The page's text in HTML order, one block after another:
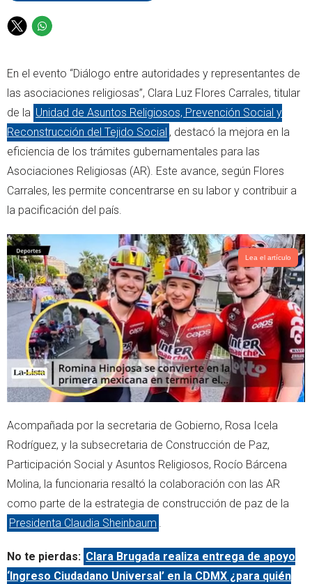
T
t
t
e
r
W
t
s
a
p
p
En el evento “Diálogo entre autoridades y representantes de
las asociaciones religiosas”, Clara Luz Flores Carrales, titular
de la Unidad de Asuntos Religiosos, Prevención Social y
Reconstrucción del Tejido Social , destacó la mejora en la
eficiencia de los trámites gubernamentales para las
Asociaciones Religiosas (AR). Este avance, según Flores
Carrales, les permite concentrarse en su labor y contribuir a
la pacificación del país.
Lea el artículo
Acompañada por la secretaria de Gobierno, Rosa Icela
Rodríguez, y la subsecretaria de Construcción de Paz,
Participación Social y Asuntos Religiosos, Rocío Bárcena
Molina, la funcionaria resaltó la colaboración con las AR
como parte de la estrategia de construcción de paz de la
Presidenta Claudia Sheinbaum .
No te pierdas: Clara Brugada realiza entrega de apoyo
‘Ingreso Ciudadano Universal’ en la CDMX ¿para quién